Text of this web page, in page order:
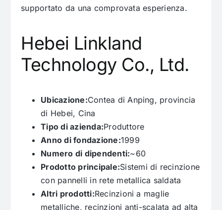
supportato da una comprovata esperienza.
Hebei Linkland
Technology Co., Ltd.
Ubicazione:Contea di Anping, provincia
di Hebei, Cina
Tipo di azienda:Produttore
Anno di fondazione:1999
Numero di dipendenti:~60
Prodotto principale:Sistemi di recinzione
con pannelli in rete metallica saldata
Altri prodotti:Recinzioni a maglie
metalliche, recinzioni anti-scalata ad alta